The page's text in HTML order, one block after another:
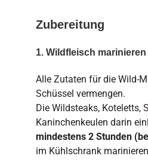
Zubereitung
1. Wildfleisch marinieren
Alle Zutaten für die Wild-
Schüssel vermengen.
Die Wildsteaks, Koteletts,
Kaninchenkeulen darin
mindestens 2 Stunden
im Kühlschrank